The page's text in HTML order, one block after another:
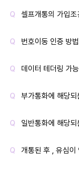
셀프개통의 가입
번호이동 인증 방
데이터 테더링 가
부가통화에 해당
일반통화에 해당
개통된 후 , 유심이